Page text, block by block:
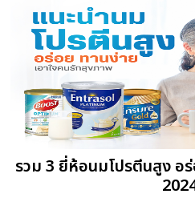
รวม 3 ยี่ห้อนมโปรตีนสูง อ